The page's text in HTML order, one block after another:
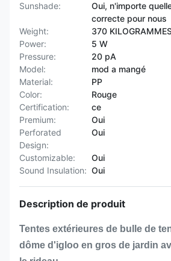
Sunshade:
Oui, n'importe
correcte pour nous
Weight:
370
Power:
5 W
Pressure:
20 pA
Model:
mod a mangé
Material:
PP
Color:
Rouge
Certification:
ce
Premium:
Oui
Perforated
Design:
Oui
Customizable:
Oui
Sound Insulation: Oui
Description de produit
Tentes extérieures de bulle de
dôme d'igloo en gros de jardin